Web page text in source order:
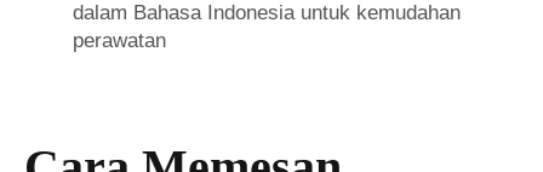
dalam Bahasa Indonesia untuk kemudahan
perawatan